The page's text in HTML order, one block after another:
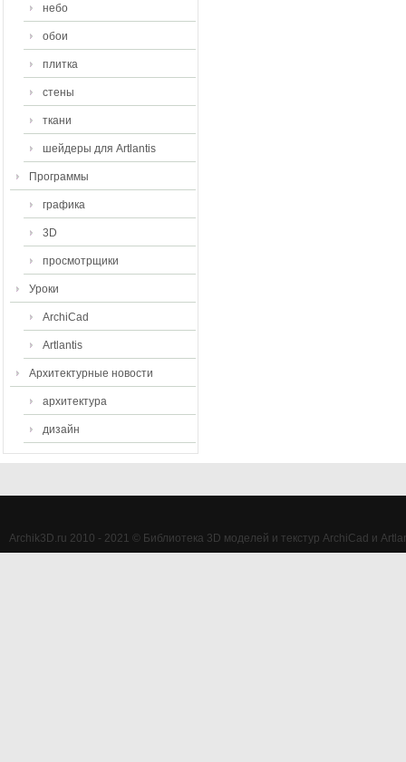
небо
обои
плитка
стены
ткани
шейдеры для Artlantis
Программы
графика
3D
просмотрщики
Уроки
ArchiCad
Artlantis
Архитектурные новости
архитектура
дизайн
Archik3D.ru 2010 - 2021 © Библиотека 3D моделей и текстур ArchiCad и